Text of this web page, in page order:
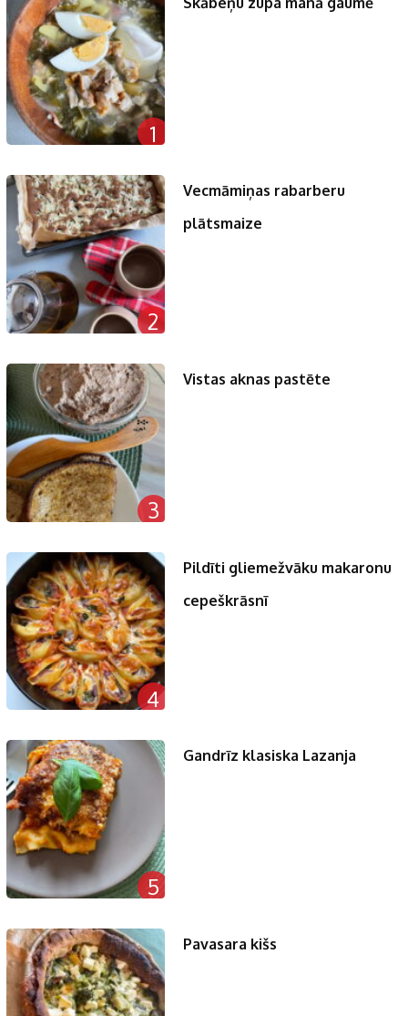
1
2
Vecmāmiņas rabarberu
plātsmaize
3
Vistas aknas pastēte
4
Pildīti gliemežvāku makaronu
cepeškrāsnī
5
Gandrīz klasiska Lazanja
Pavasara kišs